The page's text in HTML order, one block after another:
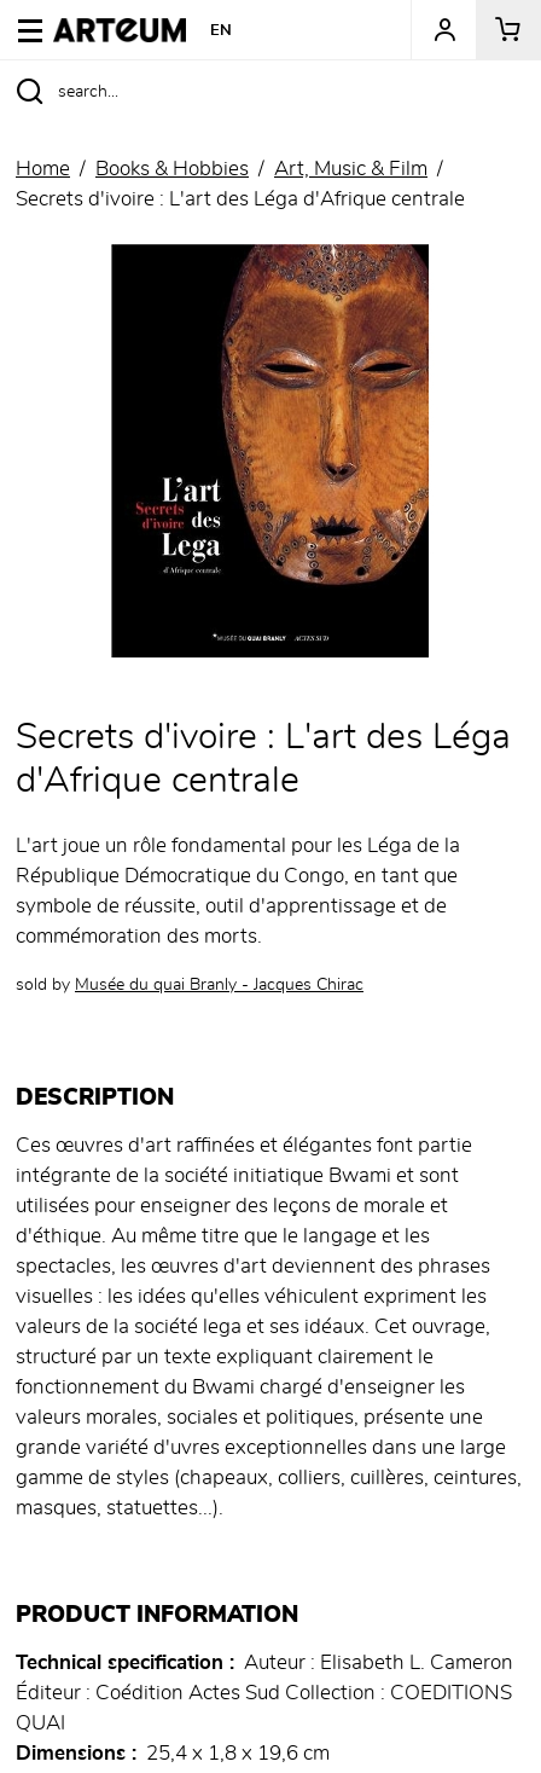
ARTEUM, the reference for museum shops
EN
Home Books & Hobbies
Art, Music & Film
Secrets d'ivoire : L'art des Léga d'Afrique centrale
Secrets d'ivoire : L'art des Léga
d'Afrique centrale
L'art joue un rôle fondamental pour les Léga de la
République Démocratique du Congo, en tant que
symbole de réussite, outil d'apprentissage et de
commémoration des morts.
sold by Musée du quai Branly - Jacques Chirac
DESCRIPTION
Ces œuvres d'art raffinées et élégantes font partie
intégrante de la société initiatique Bwami et sont
utilisées pour enseigner des leçons de morale et
d'éthique. Au même titre que le langage et les
spectacles, les œuvres d'art deviennent des phrases
visuelles : les idées qu'elles véhiculent expriment les
valeurs de la société lega et ses idéaux. Cet ouvrage,
structuré par un texte expliquant clairement le
fonctionnement du Bwami chargé d'enseigner les
valeurs morales, sociales et politiques, présente une
grande variété d'uvres exceptionnelles dans une large
gamme de styles (chapeaux, colliers, cuillères, ceintures,
masques, statuettes...).
PRODUCT INFORMATION
Technical specification
Auteur : Elisabeth L. Cameron
Éditeur : Coédition Actes Sud Collection : COEDITIONS
QUAI
Dimensions
25,4 x 1,8 x 19,6 cm